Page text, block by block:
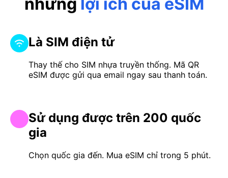
Là SIM điện tử
Thay thế cho SIM nhựa truyền thống. Mã QR
eSIM được gửi qua email ngay sau thanh toán.
Sử dụng được trên 200 quốc
gia
Chọn quốc gia đến. Mua eSIM chỉ trong 5 phút.